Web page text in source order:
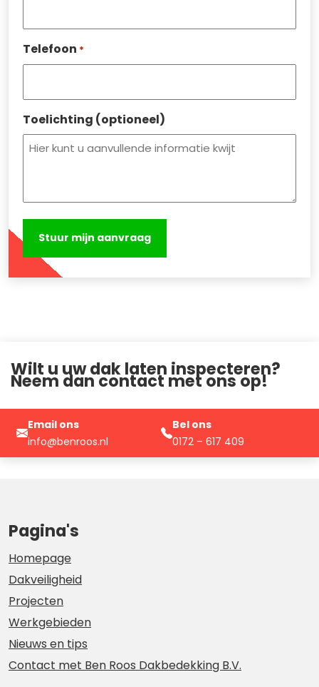
Telefoon *
Toelichting (optioneel)
Wilt u uw dak laten inspecteren?
Neem dan contact met ons op!
Email ons
info@benroos.nl
Bel ons
0172 – 617 409
Pagina's
Homepage
Dakveiligheid
Projecten
Werkgebieden
Nieuws en tips
Contact met Ben Roos Dakbedekking B.V.